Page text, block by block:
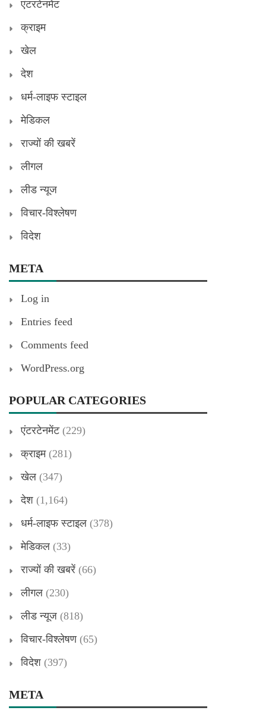
एंटरटेनमेंट
क्राइम
खेल
देश
धर्म-लाइफ स्टाइल
मेडिकल
राज्यों की खबरें
लीगल
लीड न्यूज
विचार-विश्लेषण
विदेश
META
Log in
Entries feed
Comments feed
WordPress.org
POPULAR CATEGORIES
एंटरटेनमेंट(229)
क्राइम(281)
खेल (347)
देश (1,164)
धर्म-लाइफ स्टाइल (378)
मेडिकल (33)
राज्यों की खबरें (66)
लीगल (230)
लीड न्यूज (818)
विचार-विश्लेषण(65)
विदेश (397)
META